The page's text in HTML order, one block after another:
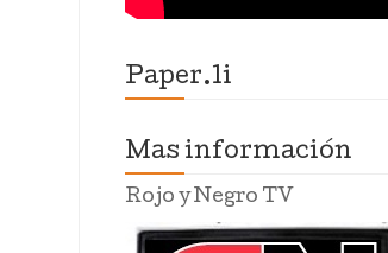
Paper.li
Mas información
Rojo y Negro TV